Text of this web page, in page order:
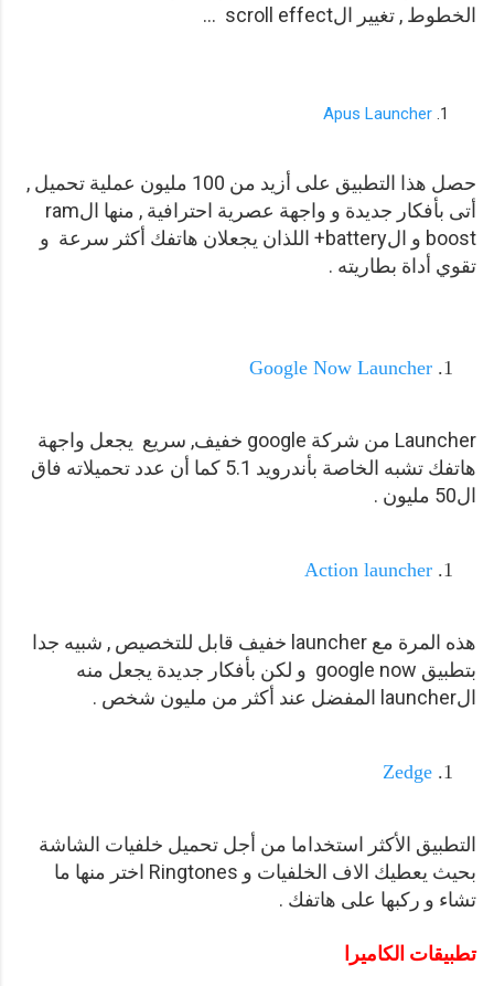
الخطوط , تغيير الscroll effect ...
Apus Launcher
حصل هذا التطبيق على أزيد من 100 مليون عملية تحميل ,
أتى بأفكار جديدة و واجهة عصرية احترافية , منها الram
boost و الbattery+ اللذان يجعلان هاتفك أكثر سرعة و
تقوي أداة بطاريته .
Google Now Launcher
Launcher من شركة google خفيف, سريع يجعل واجهة
هاتفك تشبه الخاصة بأندرويد 5.1 كما أن عدد تحميلاته فاق
ال50 مليون .
Action launcher
هذه المرة مع launcher خفيف قابل للتخصيص , شبيه جدا
بتطبيق google now و لكن بأفكار جديدة يجعل منه
الlauncher المفضل عند أكثر من مليون شخص .
Zedge
التطبيق الأكثر استخداما من أجل تحميل خلفيات الشاشة
بحيث يعطيك الاف الخلفيات و Ringtones اختر منها ما
تشاء و ركبها على هاتفك .
تطبيقات الكاميرا